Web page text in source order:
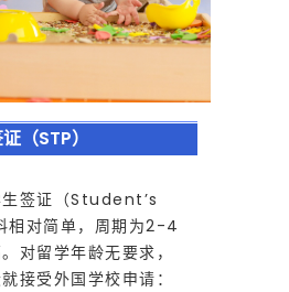
（STP）
生签证（Student’s
相对简单，周期为2-4
对留学年龄无要求，
接受外国学校申请：